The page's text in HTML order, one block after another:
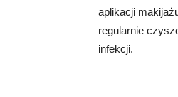
aplikacji
regularnie
infekcji.